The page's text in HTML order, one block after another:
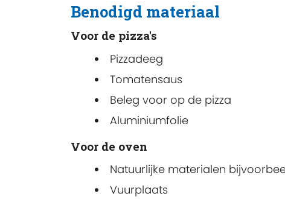
Benodigd materiaal
Voor de pizza's
Pizzadeeg
Tomatensaus
Beleg voor op de pizza
Aluminiumfolie
Voor de oven
Natuurlijke materialen
Vuurplaats